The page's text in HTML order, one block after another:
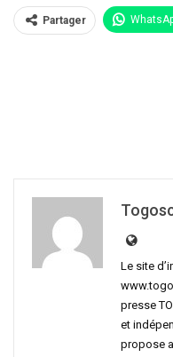
Partager
Le site
presse
et
propose